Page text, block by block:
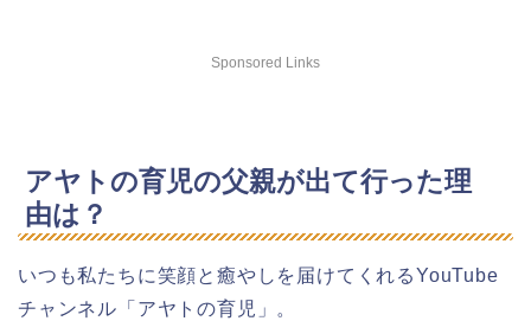
Sponsored Links
アヤトの育児の父親が出て行った理
由は？
いつも私たちに笑顔と癒やしを届けてくれるYouTube
チャンネル「アヤトの育児」。